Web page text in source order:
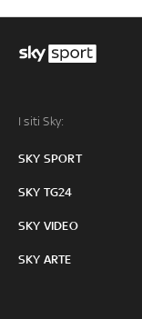
I siti Sky:
SKY SPORT
SKY TG24
SKY VIDEO
SKY ARTE